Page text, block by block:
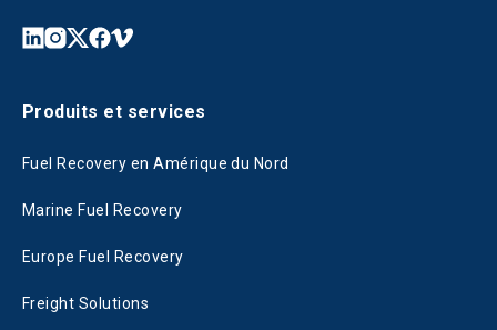
Produits et services
Fuel Recovery en Amérique du Nord
Marine Fuel Recovery
Europe Fuel Recovery
Freight Solutions